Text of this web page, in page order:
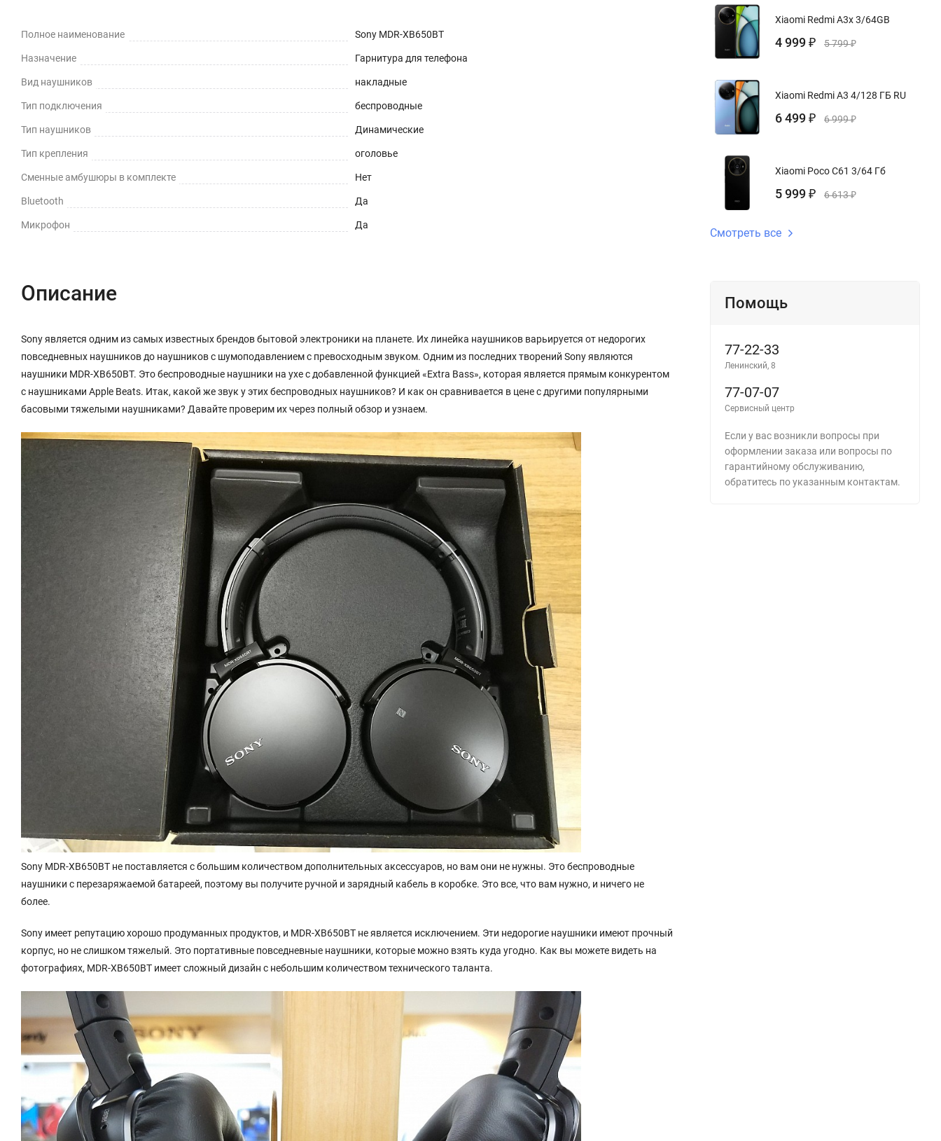
Полное наименование Sony MDR-XB650BT
Назначение Гарнитура для телефона
Вид наушников накладные
Тип подключения беспроводные
Тип наушников Динамические
Тип крепления оголовье
Сменные амбушюры в комплекте Нет
Bluetooth Да
Микрофон Да
Описание
Sony является одним из самых известных брендов бытовой электроники на планете. Их линейка наушников варьируется от недорогих
повседневных наушников до наушников с шумоподавлением с превосходным звуком. Одним из последних творений Sony являются
наушники MDR-XB650BT. Это беспроводные наушники на ухе с добавленной функцией «Extra Bass», которая является прямым конкурентом
с наушниками Apple Beats. Итак, какой же звук у этих беспроводных наушников? И как он сравнивается в цене с другими популярными
басовыми тяжелыми наушниками? Давайте проверим их через полный обзор и узнаем.
Sony MDR-XB650BT не поставляется с большим количеством дополнительных аксессуаров, но вам они не нужны. Это беспроводные
наушники с перезаряжаемой батареей, поэтому вы получите ручной и зарядный кабель в коробке. Это все, что вам нужно, и ничего не
более.
Sony имеет репутацию хорошо продуманных продуктов, и MDR-XB650BT не является исключением. Эти недорогие наушники имеют прочный
корпус, но не слишком тяжелый. Это портативные повседневные наушники, которые можно взять куда угодно. Как вы можете видеть на
фотографиях, MDR-XB650BT имеет сложный дизайн с небольшим количеством технического таланта.
Xiaomi Redmi A3x 3/64GB
4 999 ₽ 5 799₽
Xiaomi Redmi A3 4/128 ГБ RU
6 499 ₽ 6 999₽
Xiaomi Poco C61 3/64 Гб
5 999 ₽ 6 613₽
Смотреть все
Помощь
77-22-33
Ленинский, 8
77-07-07
Сервисный центр
Если у вас возникли вопросы при
оформлении заказа или вопросы по
гарантийному обслуживанию,
обратитесь по указанным контактам.